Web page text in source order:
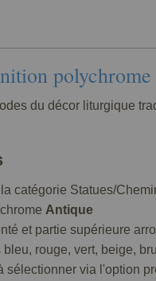
polychrome
du décor liturgique
catégorie Statues/
Antique
et partie supérieure
rouge, vert, beige,
sélectionner via l'option